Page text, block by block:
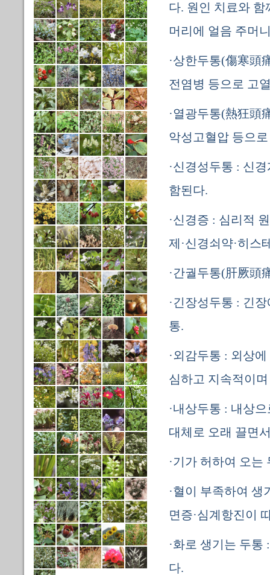
다. 원인 치료와
머리에 얼음 주머
·상한두통(傷寒頭
전염병 등으로 고
·열광두통(熱狂頭
악성고혈압 등으
·신경성두통 : 신
함된다.
·신경증 : 심리적
제·신경쇠약·히스
·간궐두통(肝厥頭
·긴장성두통 : 긴
통.
·외감두통 : 외상
심하고 지속적이
·내상두통 : 내상
대체로 오래 끌면
·기가 허하여 오
·혈이 부족하여 생
면증·심계항진이
·화로 생기는 두
다.